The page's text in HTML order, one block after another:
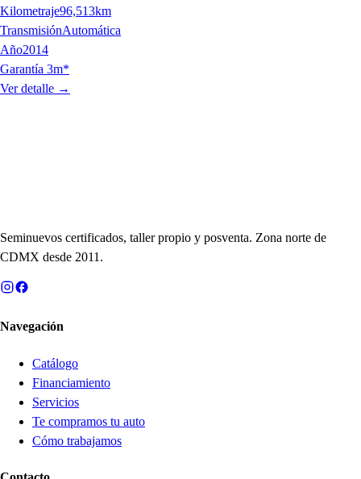
Kilometraje96,513km
TransmisiónAutomática
Año2014
Garantía 3m*
Ver detalle →
Seminuevos certificados, taller propio y posventa. Zona norte de
CDMX desde 2011.
Navegación
Catálogo
Financiamiento
Servicios
Te compramos tu auto
Cómo trabajamos